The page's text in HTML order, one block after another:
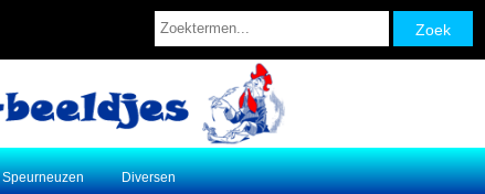
Speurneuzen Diversen